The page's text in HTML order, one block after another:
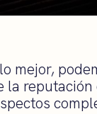
mejor,
la reputación